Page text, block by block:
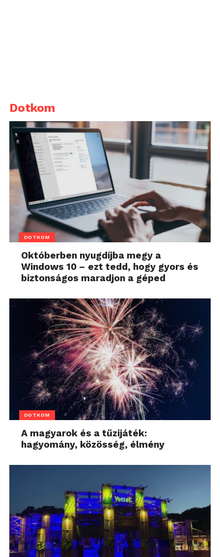
Dotkom
DOTKOM
Októberben nyugdíjba megy a
Windows 10 – ezt tedd, hogy gyors és
biztonságos maradjon a géped
DOTKOM
A magyarok és a tűzijáték:
hagyomány, közösség, élmény